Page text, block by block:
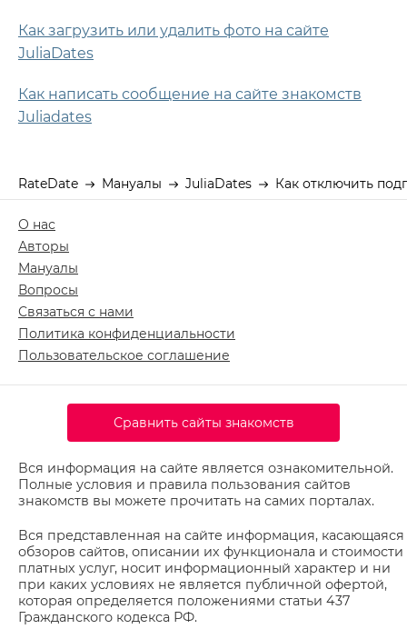
Как загрузить или удалить фото на сайте
JuliaDates
Как написать сообщение на сайте знакомств
Juliadates
RateDate Мануалы JuliaDates Как отключить
О нас
Авторы
Мануалы
Вопросы
Связаться с нами
Политика конфиденциальности
Пользовательское соглашение
Сравнить сайты знакомств
Вся информация на сайте является ознакомительной.
Полные условия и правила пользования сайтов
знакомств вы можете прочитать на самих порталах.
Вся представленная на сайте информация, касающаяся
обзоров сайтов, описании их функционала и стоимости
платных услуг, носит информационный характер и ни
при каких условиях не является публичной офертой,
которая определяется положениями статьи 437
Гражданского кодекса РФ.